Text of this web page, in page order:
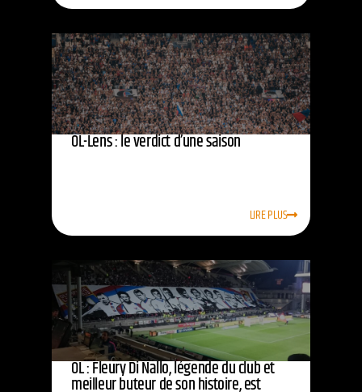
OL-Lens : le verdict d’une saison
LIRE PLUS
OL : Fleury Di Nallo, légende du club et
meilleur buteur de son histoire, est